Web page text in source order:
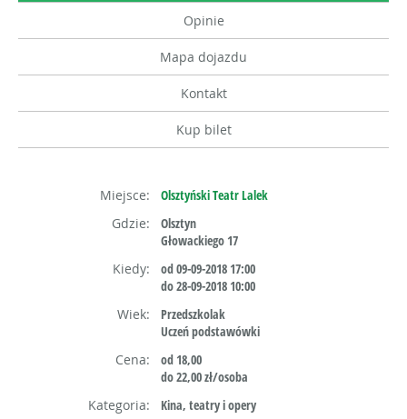
Opinie
Mapa dojazdu
Kontakt
Kup bilet
Miejsce:
Olsztyński Teatr Lalek
Gdzie:
Olsztyn
Głowackiego 17
Kiedy:
od 09-09-2018 17:00
do 28-09-2018 10:00
Wiek:
Przedszkolak
Uczeń podstawówki
Cena:
od 18,00
do 22,00 zł/osoba
Kategoria:
Kina, teatry i opery